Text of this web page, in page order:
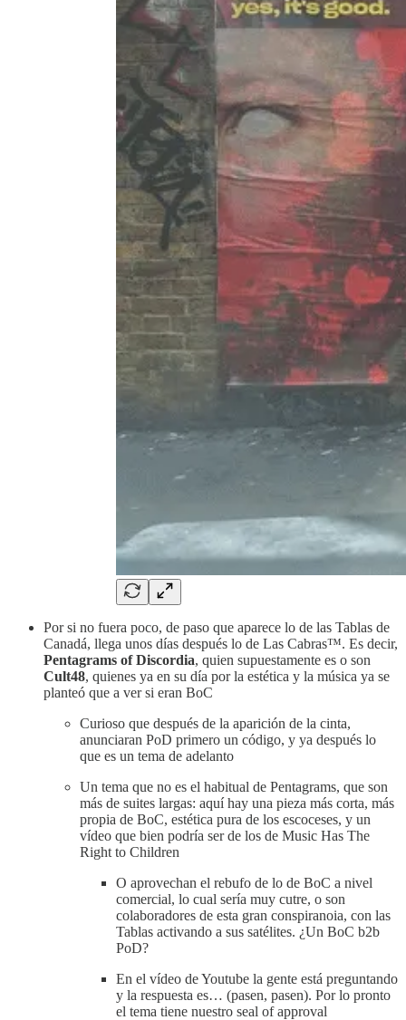
Por si no fuera poco, de paso que aparece lo de las Tablas de
Canadá, llega unos días después lo de Las Cabras™. Es decir,
Pentagrams of Discordia, quien supuestamente es o son
Cult48, quienes ya en su día por la estética y la música ya se
planteó que a ver si eran BoC
Curioso que después de la aparición de la cinta,
anunciaran PoD primero un código, y ya después lo
que es un tema de adelanto
Un tema que no es el habitual de Pentagrams, que son
más de suites largas: aquí hay una pieza más corta, más
propia de BoC, estética pura de los escoceses, y un
vídeo que bien podría ser de los de Music Has The
Right to Children
O aprovechan el rebufo de lo de BoC a nivel
comercial, lo cual sería muy cutre, o son
colaboradores de esta gran conspiranoia, con las
Tablas activando a sus satélites. ¿Un BoC b2b
PoD?
En el vídeo de Youtube la gente está preguntando
y la respuesta es… (pasen, pasen). Por lo pronto
el tema tiene nuestro seal of approval